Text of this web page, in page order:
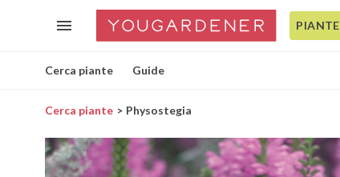
PIANTE
Cerca piante Guide
Cerca piante Physostegia